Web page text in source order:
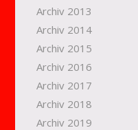
Archiv 2013
Archiv 2014
Archiv 2015
Archiv 2016
Archiv 2017
Archiv 2018
Archiv 2019